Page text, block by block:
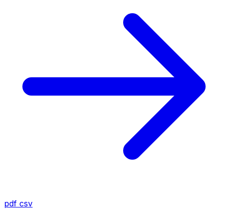
pdf csv